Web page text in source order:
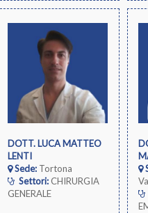
DOTT. LUCA MATTEO
LENTI
Sede:Tortona
Settori:CHIRURGIA
GENERALE